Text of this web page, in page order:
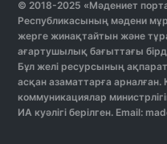
© 2018-2025 «Мәдениет
Республикасының мәдени
жерге жинақтайтын және
ағартушылық бағыттағы
Бұл желі ресурсының
асқан азаматтарға
коммуникациялар
ИА куәлігі берілген. Email: